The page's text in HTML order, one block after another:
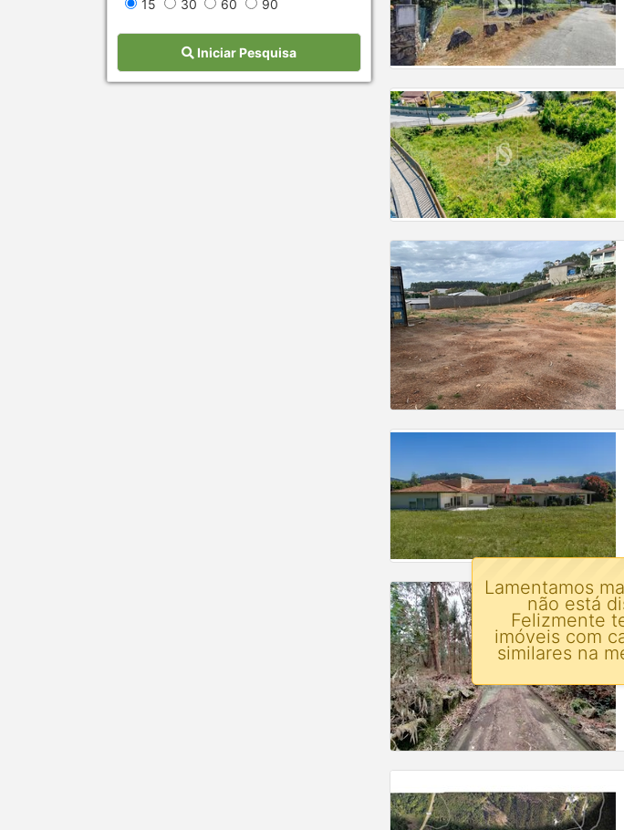
15
30 60 90
Iniciar Pesquisa
Lamentamos
não está
Felizmente
imóveis com
similares na